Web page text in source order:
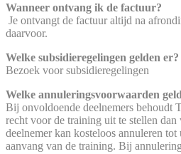
Wanneer ontvang ik de factuur?
Je ontvangt de factuur altijd na
daarvoor.
Welke subsidieregelingen gelden er?
Bezoek voor subsidieregelingen
Welke annuleringsvoorwaarden
Bij onvoldoende deelnemers behoudt
recht voor de training uit te stellen
deelnemer kan kosteloos annuleren
aanvang van de training. Bij